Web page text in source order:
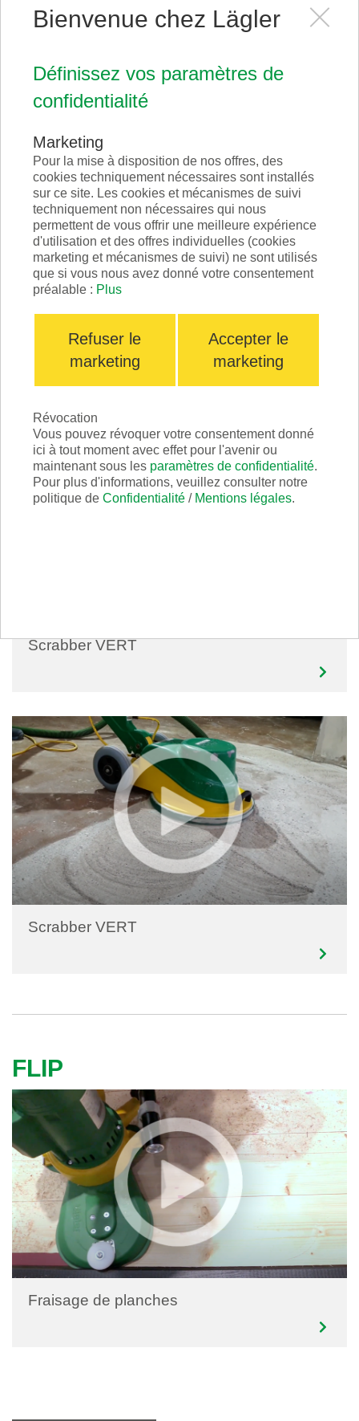
Plateau de fraisage
SINGLE
Scrabber VERT
Scrabber VERT
FLIP
Fraisage de planches
Bienvenue chez Lägler
Définissez vos paramètres de
confidentialité
Marketing
Pour la mise à disposition de nos offres, des
cookies techniquement nécessaires sont installés
sur ce site. Les cookies et mécanismes de suivi
techniquement non nécessaires qui nous
permettent de vous offrir une meilleure expérience
d'utilisation et des offres individuelles (cookies
marketing et mécanismes de suivi) ne sont utilisés
que si vous nous avez donné votre consentement
préalable : Plus
Refuser le
marketing
Accepter le
marketing
Révocation
Vous pouvez révoquer votre consentement donné
ici à tout moment avec effet pour l'avenir ou
maintenant sous les paramètres de confidentialité.
Pour plus d'informations, veuillez consulter notre
politique de Confidentialité / Mentions légales.